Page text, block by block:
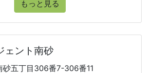
もっと見る
ェント南砂
砂五丁目306番7-306番11